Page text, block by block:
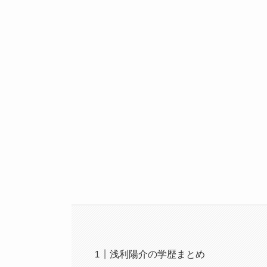
浅利陽介の学歴まとめ